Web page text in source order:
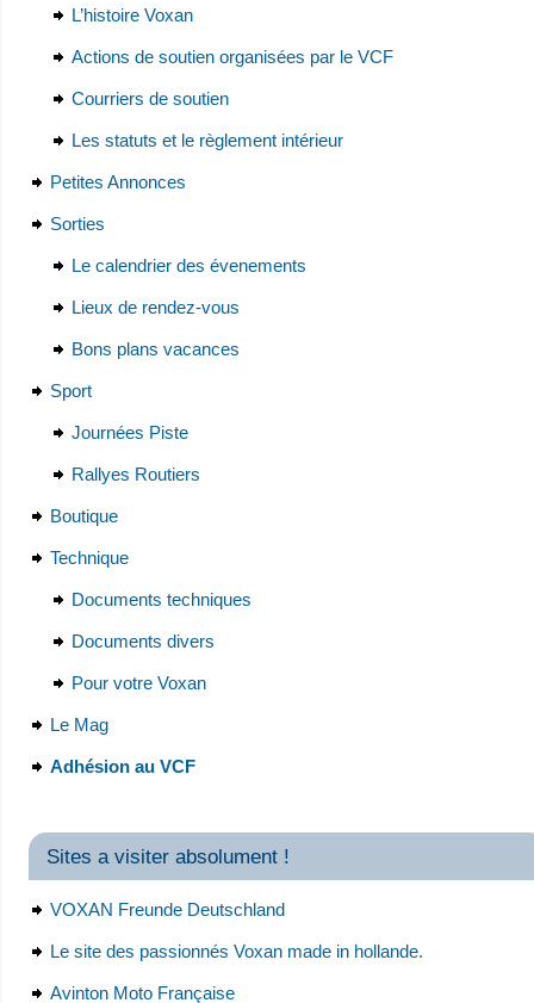
L’histoire Voxan
Actions de soutien organisées par le VCF
Courriers de soutien
Les statuts et le règlement intérieur
Petites Annonces
Sorties
Le calendrier des évenements
Lieux de rendez-vous
Bons plans vacances
Sport
Journées Piste
Rallyes Routiers
Boutique
Technique
Documents techniques
Documents divers
Pour votre Voxan
Le Mag
Adhésion au VCF
Sites a visiter absolument !
VOXAN Freunde Deutschland
Le site des passionnés Voxan made in hollande.
Avinton Moto Française